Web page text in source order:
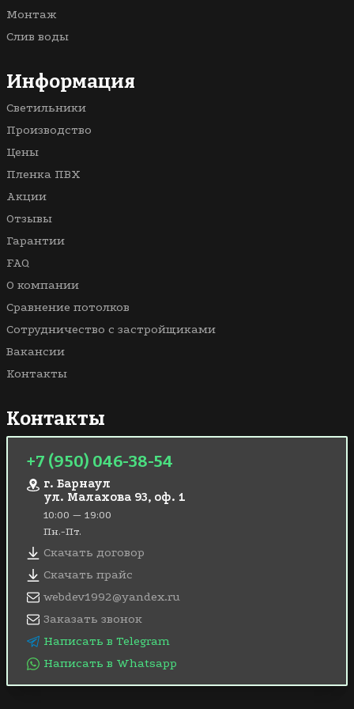
В комнату
Многоуровневые
Со световыми линиями
Монтаж
Слив воды
Информация
Светильники
Производство
Цены
Пленка ПВХ
Акции
Отзывы
Гарантии
FAQ
О компании
Сравнение потолков
Сотрудничество с застройщиками
Вакансии
Контакты
Контакты
+7 (950) 046-38-54
г. Барнаул
ул. Малахова 93, оф. 1
10:00 — 19:00
Пн.-Пт.
Скачать договор
Скачать прайс
webdev1992@yandex.ru
Заказать звонок
Написать в Telegram
Написать в Whatsapp